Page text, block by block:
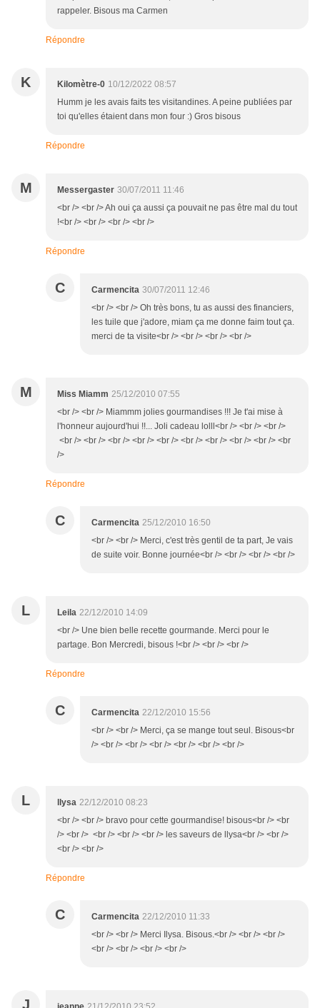
rappeler. Bisous ma Carmen
Répondre
K Kilomètre-0 10/12/2022 08:57
Humm je les avais faits tes visitandines. A peine publiées par
toi qu'elles étaient dans mon four :) Gros bisous
Répondre
M Messergaster 30/07/2011 11:46
<br /> <br /> Ah oui ça aussi ça pouvait ne pas être mal du tout
!<br /> <br /> <br /> <br />
Répondre
C Carmencita 30/07/2011 12:46
<br /> <br /> Oh très bons, tu as aussi des financiers,
les tuile que j'adore, miam ça me donne faim tout ça.
merci de ta visite<br /> <br /> <br /> <br />
M Miss Miamm 25/12/2010 07:55
<br /> <br /> Miammm jolies gourmandises !!! Je t'ai mise à
l'honneur aujourd'hui !!... Joli cadeau lolll<br /> <br /> <br />
<br /> <br /> <br /> <br /> <br /> <br /> <br /> <br /> <br /> <br
/>
Répondre
C Carmencita 25/12/2010 16:50
<br /> <br /> Merci, c'est très gentil de ta part, Je vais
de suite voir. Bonne journée<br /> <br /> <br /> <br />
L Leila 22/12/2010 14:09
<br /> Une bien belle recette gourmande. Merci pour le
partage. Bon Mercredi, bisous !<br /> <br /> <br />
Répondre
C Carmencita 22/12/2010 15:56
<br /> <br /> Merci, ça se mange tout seul. Bisous<br
/> <br /> <br /> <br /> <br /> <br /> <br />
L llysa 22/12/2010 08:23
<br /> <br /> bravo pour cette gourmandise! bisous<br /> <br
/> <br /> <br /> <br /> <br /> les saveurs de llysa<br /> <br />
<br /> <br />
Répondre
C Carmencita 22/12/2010 11:33
<br /> <br /> Merci Ilysa. Bisous.<br /> <br /> <br />
<br /> <br /> <br /> <br />
J